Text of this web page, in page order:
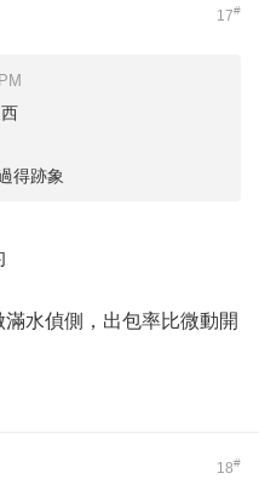
17#
得跡象
水偵側，出包率比微動開
18#